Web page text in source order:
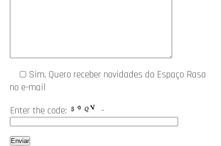
Sim, Quero receber novidades do Espaço Rasa
no e-mail
Enter the code:
-